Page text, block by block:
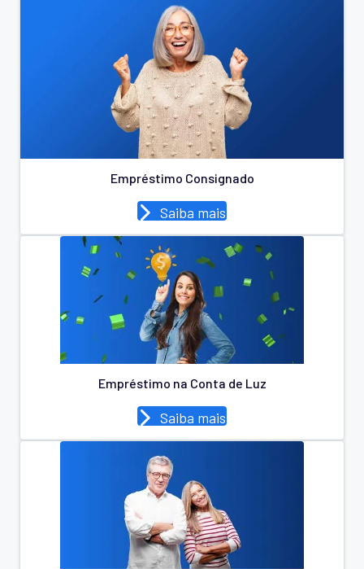
Empréstimo Consignado
Saiba mais
Empréstimo na Conta de Luz
Saiba mais